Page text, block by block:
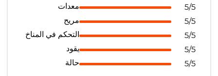
معدات
5/5
مريح
5/5
التحكم في المناخ
5/5
يقود
5/5
حالة
5/5